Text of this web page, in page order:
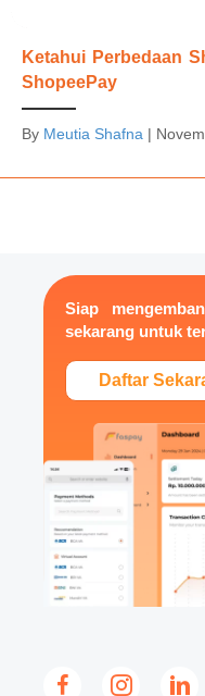
Ketahui Perbedaan
ShopeePay
By Meutia Shafna |
Siap
sekarang untuk
Daftar